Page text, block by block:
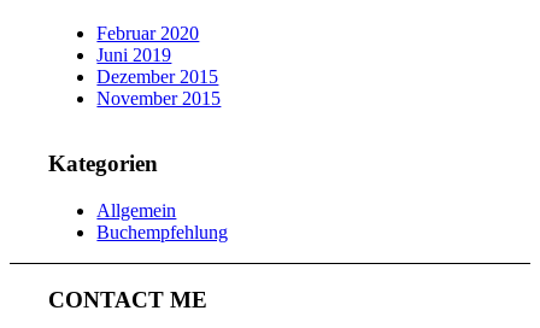
Februar 2020
Juni 2019
Dezember 2015
November 2015
Kategorien
Allgemein
Buchempfehlung
CONTACT ME